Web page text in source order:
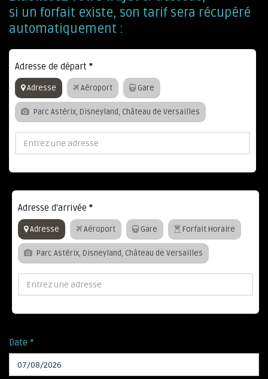
si un forfait existe, son tarif sera récupéré
automatiquement :
Adresse de départ *
Adresse Aéroport Gare
Parc Astérix, Disneyland, Château de Versailles
Adresse d'arrivée *
Adresse Aéroport Gare Forfait Horaire
Parc Astérix, Disneyland, Château de Versailles
Date *